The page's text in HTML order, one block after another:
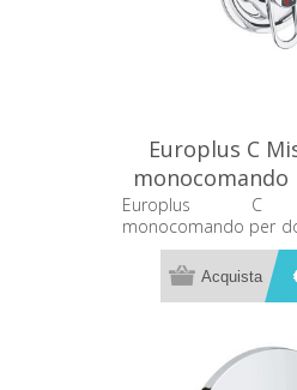
Europlus C
monocomando
con parte
Europlus C
monocomando per
incasso Grohe